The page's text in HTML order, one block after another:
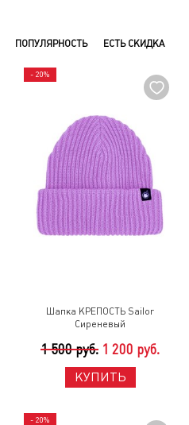
ПОПУЛЯРНОСТЬ ЕСТЬ СКИДКА
- 20%
Шапка КРЕПОСТЬ Sailor
Сиреневый
1 500 руб. 1 200 руб.
КУПИТЬ
- 20%